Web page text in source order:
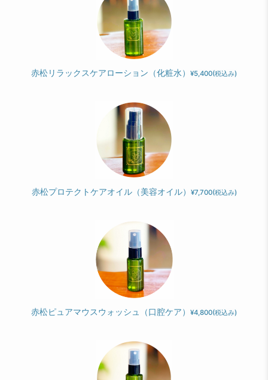
赤松リラックスケアローション（化粧水） ¥5,400(税込み)
赤松プロテクトケアオイル（美容オイル） ¥7,700(税込み)
赤松ピュアマウスウォッシュ（口腔ケア） ¥4,800(税込み)